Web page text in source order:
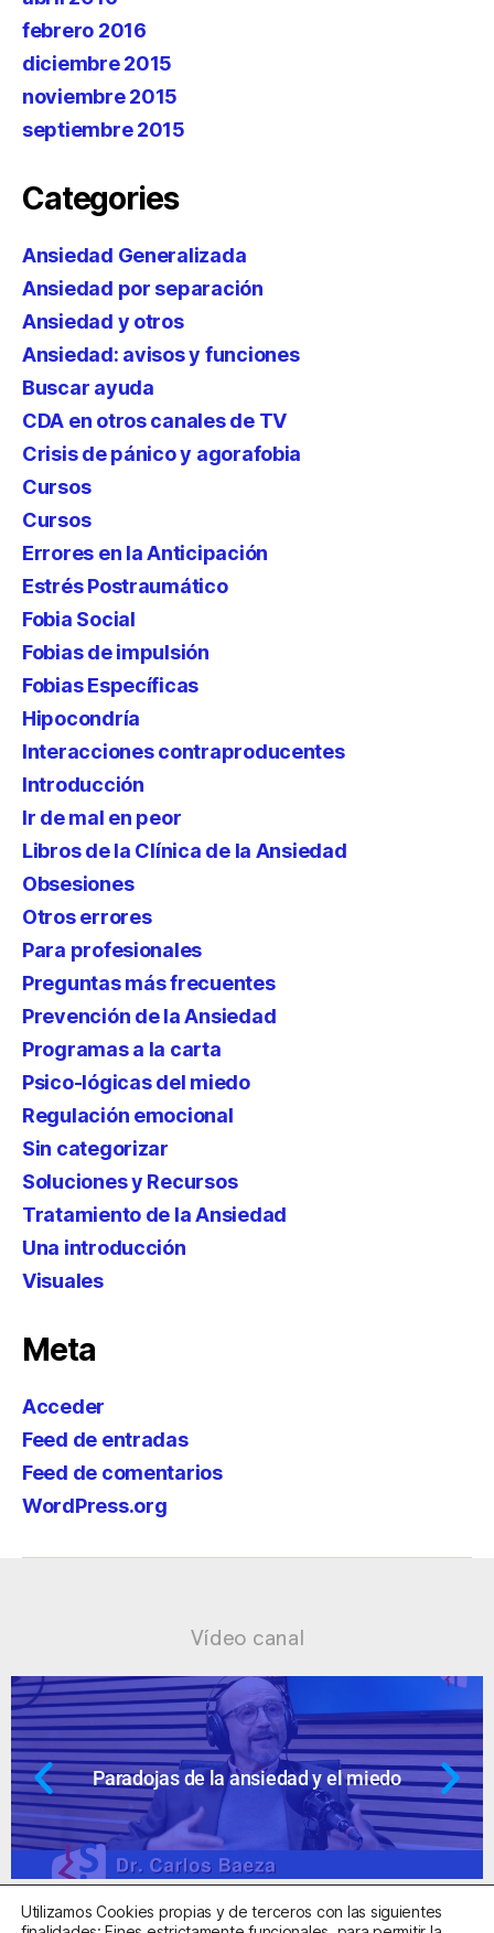
febrero 2016
diciembre 2015
noviembre 2015
septiembre 2015
Categories
Ansiedad Generalizada
Ansiedad por separación
Ansiedad y otros
Ansiedad: avisos y funciones
Buscar ayuda
CDA en otros canales de TV
Crisis de pánico y agorafobia
Cursos
Cursos
Errores en la Anticipación
Estrés Postraumático
Fobia Social
Fobias de impulsión
Fobias Específicas
Hipocondría
Interacciones contraproducentes
Introducción
Ir de mal en peor
Libros de la Clínica de la Ansiedad
Obsesiones
Otros errores
Para profesionales
Preguntas más frecuentes
Prevención de la Ansiedad
Programas a la carta
Psico-lógicas del miedo
Regulación emocional
Sin categorizar
Soluciones y Recursos
Tratamiento de la Ansiedad
Una introducción
Visuales
Meta
Acceder
Feed de entradas
Feed de comentarios
WordPress.org
Vídeo canal
miedo Ansiedad: supuestos
Utilizamos Cookies propias y de terceros con las siguientes